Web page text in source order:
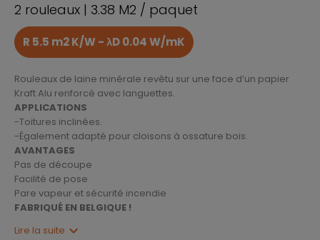
2 rouleaux | 3.38 M2 / paquet
R 5.5 m2 K/W - λD 0.04 W/mK
Rouleaux de laine minérale revêtu sur une face d’un papier
Kraft Alu renforcé avec languettes.
APPLICATIONS
-Toitures inclinées.
-Également adapté pour cloisons à ossature bois.
AVANTAGES
Pas de découpe
Facilité de pose
Pare vapeur et sécurité incendie
FABRIQUÉ EN BELGIQUE !
Lire la suite expand_more